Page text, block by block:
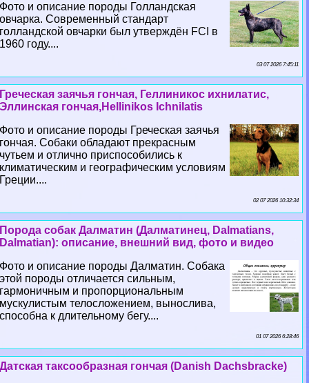
Фото и описание породы Голландская
овчарка. Современный стандарт
голландской овчарки был утверждён FCI в
1960 году....
03 07 2026 7:45:11
Греческая заячья гончая, Геллиникос ихнилатис,
Эллинская гончая,Hellinikos Ichnilatis
Фото и описание породы Греческая заячья
гончая. Собаки обладают прекрасным
чутьем и отлично приспособились к
климатическим и географическим условиям
Греции....
02 07 2026 10:32:34
Порода собак Далматин (Далматинец, Dalmatians,
Dalmatian): описание, внешний вид, фото и видео
Фото и описание породы Далматин. Собака
этой породы отличается сильным,
гармоничным и пропорциональным
мускулистым телосложением, вынослива,
способна к длительному бегу....
01 07 2026 6:28:46
Датская таксообразная гончая (Danish Dachsbracke)